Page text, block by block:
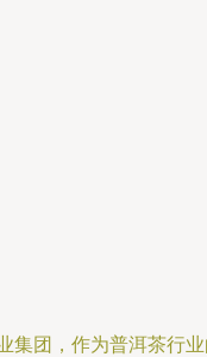
团，作为普洱茶行